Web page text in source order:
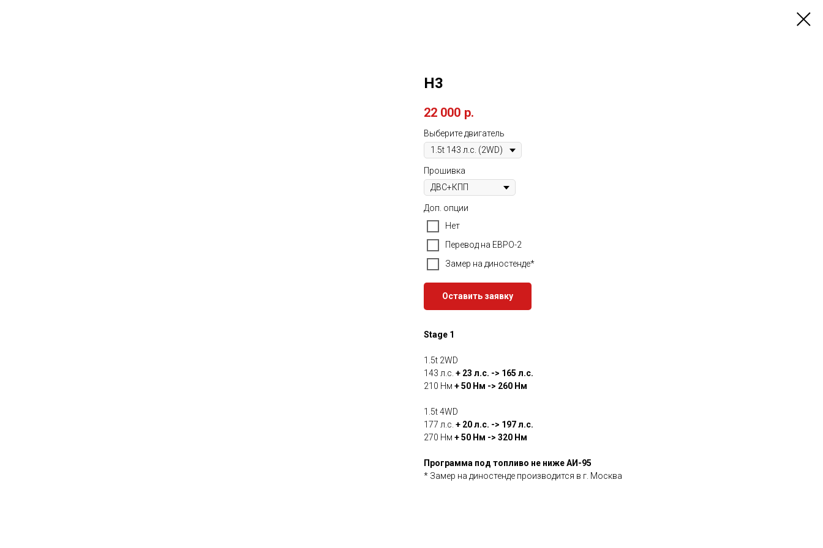
H3
22 000 р.
Выберите двигатель
Прошивка
Доп. опции
Нет
Перевод на ЕВРО-2
Замер на диностенде*
Оставить заявку
Stage 1
1.5t 2WD
143 л.с. + 23 л.с. -> 165 л.с.
210 Нм + 50 Нм -> 260 Нм
1.5t 4WD
177 л.с. + 20 л.с. -> 197 л.с.
270 Нм + 50 Нм -> 320 Нм
Программа под топливо не ниже АИ-95
* Замер на диностенде производится в г. Москва